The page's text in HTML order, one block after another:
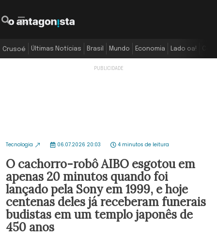
Crusoé Últimas Notícias Brasil Mundo Economia Lado oa!
Tecnologia 06.07.2026 20:03 4 minutos de leitura
O cachorro-robô AIBO esgotou em
apenas 20 minutos quando foi
lançado pela Sony em 1999, e hoje
centenas deles já receberam funerais
budistas em um templo japonês de
450 anos